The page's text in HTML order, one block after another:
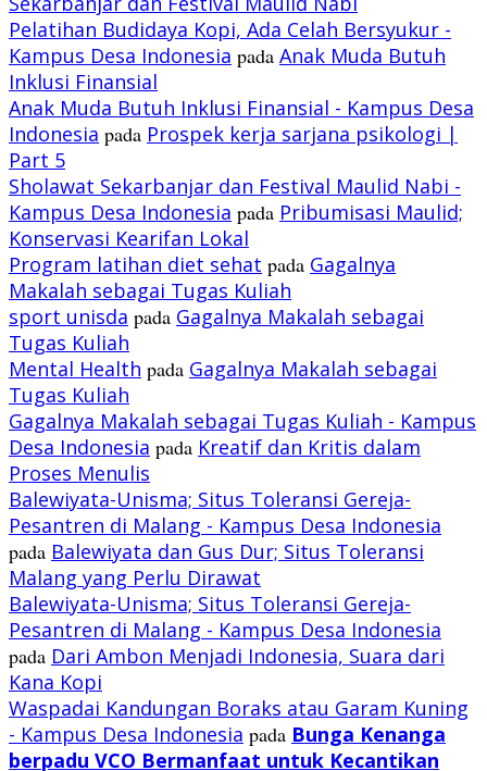
Pelatihan Budidaya Kopi, Ada Celah Bersyukur -
Kampus Desa Indonesia pada Anak Muda Butuh
Inklusi Finansial
Anak Muda Butuh Inklusi Finansial - Kampus Desa
Indonesia pada Prospek kerja sarjana psikologi |
Part 5
Sholawat Sekarbanjar dan Festival Maulid Nabi -
Kampus Desa Indonesia pada Pribumisasi Maulid;
Konservasi Kearifan Lokal
Program latihan diet sehat pada Gagalnya
Makalah sebagai Tugas Kuliah
sport unisda pada Gagalnya Makalah sebagai
Tugas Kuliah
Mental Health pada Gagalnya Makalah sebagai
Tugas Kuliah
Gagalnya Makalah sebagai Tugas Kuliah - Kampus
Desa Indonesia pada Kreatif dan Kritis dalam
Proses Menulis
Balewiyata-Unisma; Situs Toleransi Gereja-
Pesantren di Malang - Kampus Desa Indonesia
pada Balewiyata dan Gus Dur; Situs Toleransi
Malang yang Perlu Dirawat
Balewiyata-Unisma; Situs Toleransi Gereja-
Pesantren di Malang - Kampus Desa Indonesia
pada Dari Ambon Menjadi Indonesia, Suara dari
Kana Kopi
Waspadai Kandungan Boraks atau Garam Kuning
- Kampus Desa Indonesia pada Bunga Kenanga
berpadu VCO Bermanfaat untuk Kecantikan